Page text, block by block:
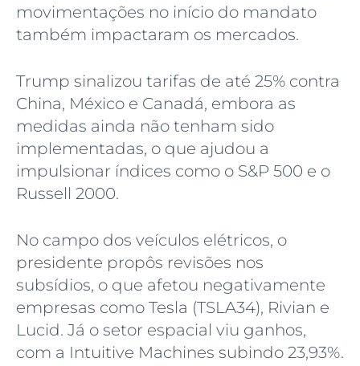
movimentações no início do mandato
também impactaram os mercados.
Trump sinalizou tarifas de até 25% contra
China, México e Canadá, embora as
medidas ainda não tenham sido
implementadas, o que ajudou a
impulsionar índices como o S&P 500 e o
Russell 2000.
No campo dos veículos elétricos, o
presidente propôs revisões nos
subsídios, o que afetou negativamente
empresas como Tesla (TSLA34), Rivian e
Lucid. Já o setor espacial viu ganhos,
com a Intuitive Machines subindo 23,93%.